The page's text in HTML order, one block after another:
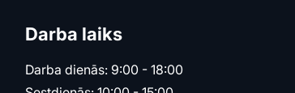
Darba laiks
Darba dienās: 9:00 - 18:00